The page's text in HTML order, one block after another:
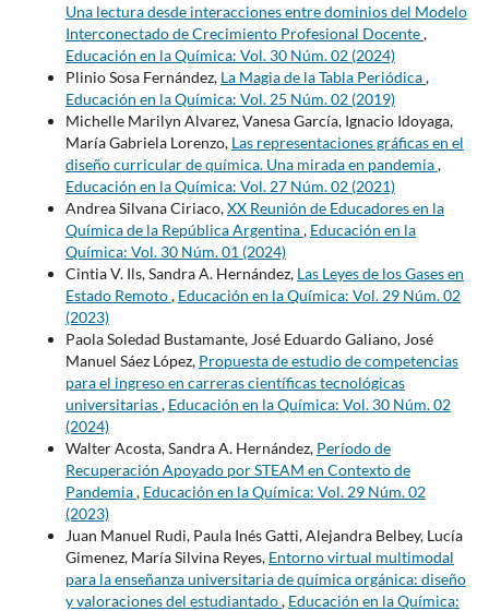
Una lectura desde interacciones entre dominios del Modelo
Interconectado de Crecimiento Profesional Docente,
Educación en la Química: Vol. 30 Núm. 02 (2024)
Plinio Sosa Fernández, La Magia de la Tabla Periódica,
Educación en la Química: Vol. 25 Núm. 02 (2019)
Michelle Marilyn Alvarez, Vanesa García, Ignacio Idoyaga,
María Gabriela Lorenzo, Las representaciones gráficas en el
diseño curricular de química. Una mirada en pandemia,
Educación en la Química: Vol. 27 Núm. 02 (2021)
Andrea Silvana Ciriaco,XX Reunión de Educadores en la
Química de la República Argentina, Educación en la
Química: Vol. 30 Núm. 01 (2024)
Cintia V. Ils, Sandra A. Hernández, Las Leyes de los Gases en
Estado Remoto, Educación en la Química: Vol. 29 Núm. 02
(2023)
Paola Soledad Bustamante, José Eduardo Galiano, José
Manuel Sáez López, Propuesta de estudio de competencias
para el ingreso en carreras científicas tecnológicas
universitarias, Educación en la Química: Vol. 30 Núm. 02
(2024)
Walter Acosta, Sandra A. Hernández, Período de
Recuperación Apoyado por STEAM en Contexto de
Pandemia, Educación en la Química: Vol. 29 Núm. 02
(2023)
Juan Manuel Rudi, Paula Inés Gatti, Alejandra Belbey, Lucía
Gimenez, María Silvina Reyes, Entorno virtual multimodal
para la enseñanza universitaria de química orgánica: diseño
y valoraciones del estudiantado, Educación en la Química: